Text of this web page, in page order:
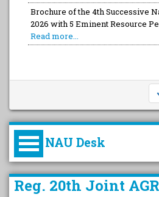
Brochure of the 4th Successive
2026 with 5 Eminent Resource
Read more...
NAU Desk
કુલપતિની પરિવર્તનકારી પહેલનું
વિહંગાવલોકન (ઓક્ટોબર ૨૦૨૦-
Reg. 20th Joint